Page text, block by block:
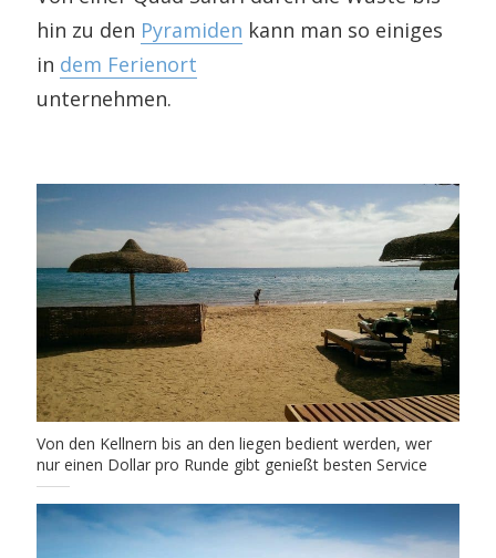
hin zu den Pyramiden kann man so einiges
in dem Ferienort
unternehmen.
Von den Kellnern bis an den liegen bedient werden, wer
nur einen Dollar pro Runde gibt genießt besten Service